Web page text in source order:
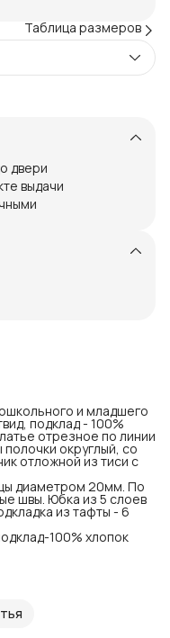
Таблица размеров
двери
выдачи
и младшего
подклад - 100%
отрезное по линии
округлый, со
отложной из тиси с
диаметром 20мм. По
швы. Юбка из 5 слоев
из тафты - 6
100% хлопок